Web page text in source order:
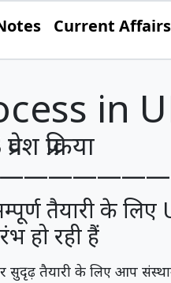
Current Affairs
in
प्रक्रिया
तैयारी के
हो रही हैं
सुदृढ़ तैयारी के लिए आप